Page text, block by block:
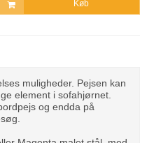
Køb
muligheder. Pejsen kan
element i sofahjørnet.
og endda på